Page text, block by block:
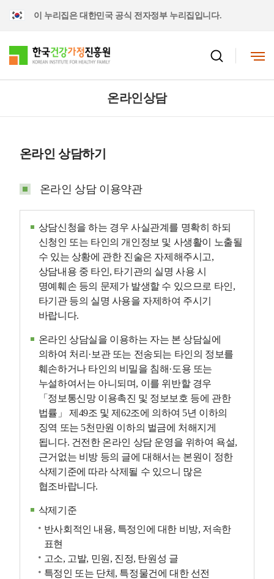
이 누리집은 대한민국 공식 전자정부 누리집입니다.
온라인상담
온라인 상담하기
온라인 상담 이용약관
상담신청을 하는 경우 사실관계를 명확히 하되
신청인 또는 타인의 개인정보 및 사생활이 노출될
수 있는 상황에 관한 진술은 자제해주시고,
상담내용 중 타인, 타기관의 실명 사용 시
명예훼손 등의 문제가 발생할 수 있으므로 타인,
타기관 등의 실명 사용을 자제하여 주시기
바랍니다.
온라인 상담실을 이용하는 자는 본 상담실에
의하여 처리·보관 또는 전송되는 타인의 정보를
훼손하거나 타인의 비밀을 침해·도용 또는
누설하여서는 아니되며, 이를 위반할 경우
「정보통신망 이용촉진 및 정보보호 등에 관한
법률」 제49조 및 제62조에 의하여 5년 이하의
징역 또는 5천만원 이하의 벌금에 처해지게
됩니다. 건전한 온라인 상담 운영을 위하여 욕설,
근거없는 비방 등의 글에 대해서는 본원이 정한
삭제기준에 따라 삭제될 수 있으니 많은
협조바랍니다.
삭제기준
반사회적인 내용, 특정인에 대한 비방, 저속한
표현
고소, 고발, 민원, 진정, 탄원성 글
특정인 또는 단체, 특정물건에 대한 선전